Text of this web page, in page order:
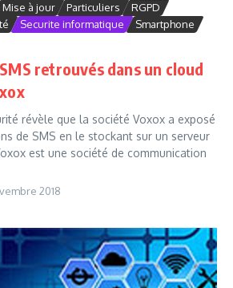
Mise à jour Particuliers
RGPD
Securite informatique
Smartphone
retrouvés dans un cloud
révèle que la société Voxox a exposé
de SMS en le stockant sur un serveur
est une société de communication
2018